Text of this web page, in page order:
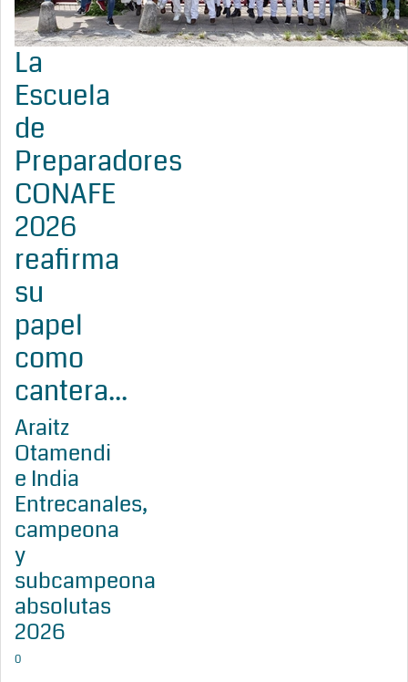
La
Escuela
de
Preparadores
CONAFE
2026
reafirma
su
papel
como
cantera...
Araitz
Otamendi
e India
Entrecanales,
campeona
y
subcampeona
absolutas
2026
0